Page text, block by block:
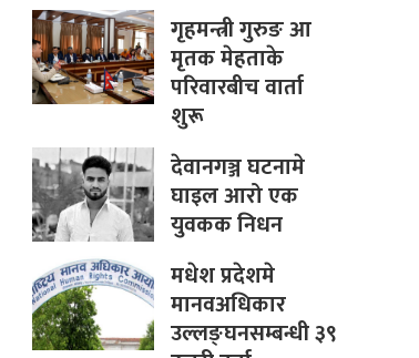
गृहमन्त्री गुरुङ आ
मृतक मेहताके
परिवारबीच वार्ता
शुरू
देवानगञ्ज घटनामे
घाइल आरो एक
युवकक निधन
मधेश प्रदेशमे
मानवअधिकार
उल्लङ्घनसम्बन्धी ३९